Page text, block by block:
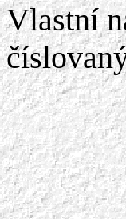
Vlastní